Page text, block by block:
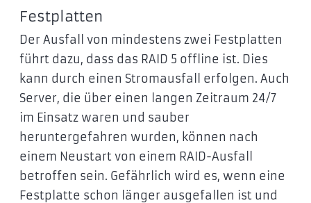
Festplatten
Der Ausfall von mindestens zwei Festplatten
führt dazu, dass das RAID 5 offline ist. Dies
kann durch einen Stromausfall erfolgen. Auch
Server, die über einen langen Zeitraum 24/7
im Einsatz waren und sauber
heruntergefahren wurden, können nach
einem Neustart von einem RAID-Ausfall
betroffen sein. Gefährlich wird es, wenn eine
Festplatte schon länger ausgefallen ist und